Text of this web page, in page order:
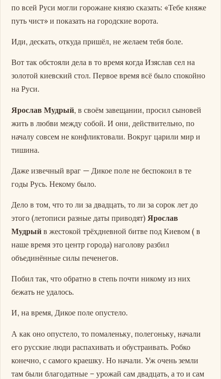
по всей Руси могли горожане князю сказать: «Тебе княже
путь чист» и показать на городские ворота.
Иди, дескать, откуда пришёл, не желаем тебя боле.
Вот так обстояли дела в то время когда Изяслав сел на
золотой киевский стол. Первое время всё было спокойно
на Руси.
Ярослав Мудрый, в своём завещании, просил сыновей
жить в любви между собой. И они, действительно, по
началу совсем не конфликтовали. Вокруг царили мир и
тишина.
Даже извечный враг — Дикое поле не беспокоил в те
годы Русь. Некому было.
Дело в том, что то ли за двадцать, то ли за сорок лет до
этого (летописи разные даты приводят)Ярослав
Мудрый в жестокой трёхдневной битве под Киевом ( в
наше время это центр города) наголову разбил
объединённые силы печенегов.
Побил так, что обратно в степь почти никому из них
бежать не удалось.
И, на время, Дикое поле опустело.
А как оно опустело, то помаленьку, полегоньку, начали
его русские люди распахивать и обустраивать. Робко
конечно, с самого краешку. Но начали. Уж очень земли
там были благодатные – урожай сам двадцать, а то и сам